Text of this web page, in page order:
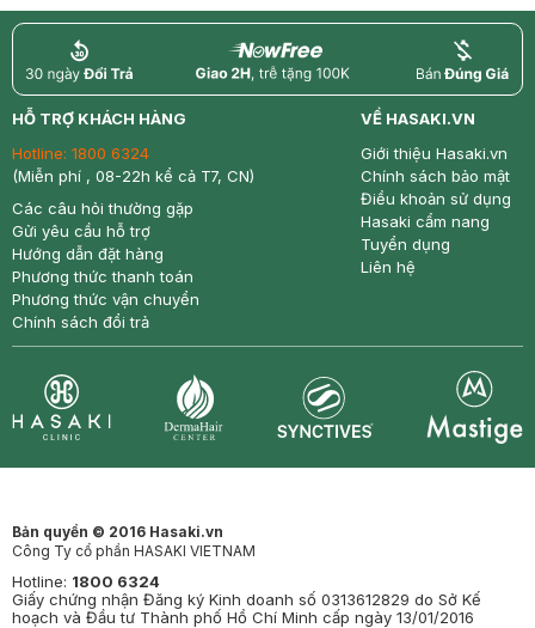
return nowfree price
HỖ TRỢ KHÁCH HÀNG
Hotline: 1800 6324
(Miễn phí , 08-22h kể cả T7, CN)
Các câu hỏi thường gặp
Gửi yêu cầu hỗ trợ
Hướng dẫn đặt hàng
Phương thức thanh toán
Phương thức vận chuyển
Chính sách đổi trả
VỀ HASAKI.VN
Giới thiệu Hasaki.vn
Chính sách bảo mật
Điều khoản sử dụng
Hasaki cẩm nang
Tuyển dụng
Liên hệ
Bản quyền © 2016 Hasaki.vn
Công Ty cổ phần HASAKI VIETNAM
Hotline: 1800 6324
Giấy chứng nhận Đăng ký Kinh doanh số 0313612829 do Sở Kế
hoạch và Đầu tư Thành phố Hồ Chí Minh cấp ngày 13/01/2016